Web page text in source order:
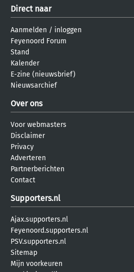
Direct naar
Aanmelden / inloggen
Feyenoord Forum
Stand
Kalender
E-zine (nieuwsbrief)
Nieuwsarchief
Over ons
Voor webmasters
Disclaimer
Privacy
Adverteren
Partnerberichten
Contact
Supporters.nl
Ajax.supporters.nl
Feyenoord.supporters.nl
PSV.supporters.nl
Sitemap
Mijn voorkeuren